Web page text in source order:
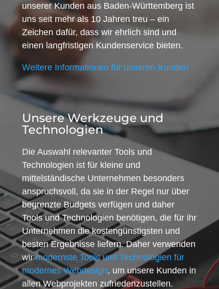
unserer Kunden aus Baden-Württemberg ist
uns seit mehr als 10 Jahren treu – ein
Zeichen dafür, dass wir ehrlich sind und
einen langfristigen Kundenservice bieten.
Weitere Informationen für unseren Kunden
Unsere Werkzeuge und
Technologien
Die Auswahl relevanter Tools und
Technologien ist für kleine und
mittelständische Unternehmen besonders
anspruchsvoll, da sie in der Regel nur über
begrenzte Budgets verfügen und daher
Tools und Technologien benötigen, die für ihr
Unternehmen die kostengünstigsten und
besten Ergebnisse liefern. Daher verwenden
wirmodernste Tools und Technologien für
modernes Webdesign, um unsere Kunden in
allen Webprojekten zufriedenzustellen.